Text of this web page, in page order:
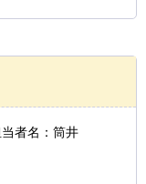
者名：筒井